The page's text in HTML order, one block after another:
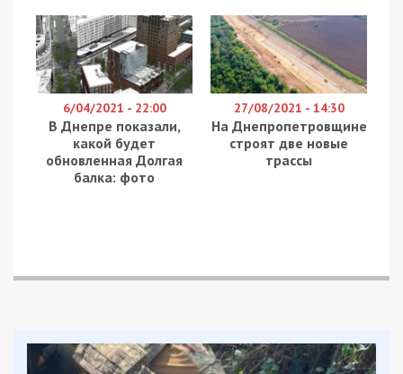
6/04/2021 - 22:00
В Днепре показали,
какой будет
обновленная Долгая
балка: фото
27/08/2021 - 14:30
На Днепропетровщине
строят две новые
трассы